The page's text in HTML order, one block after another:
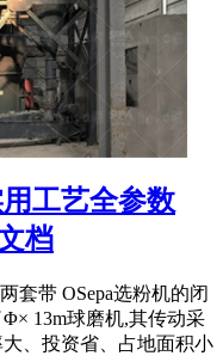
工艺全参数
档
套带 OSepa选粉机的闭
13m球磨机,其传动采
、投资省、占地面积小